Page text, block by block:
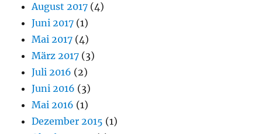
August 2017 (4)
Juni 2017 (1)
Mai 2017 (4)
März 2017 (3)
Juli 2016 (2)
Juni 2016 (3)
Mai 2016 (1)
Dezember 2015 (1)